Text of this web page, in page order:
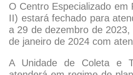
O Centro Especializado em
II) estará fechado para
a 29 de dezembro de
de janeiro de 2024 com
A Unidade de Coleta e